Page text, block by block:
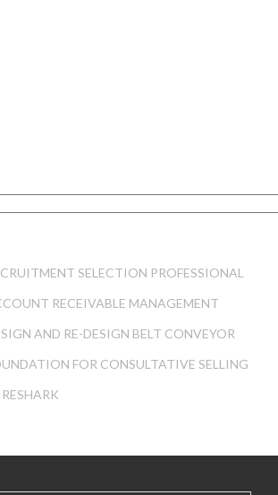
SELECTION PROFESSIONAL
RECEIVABLE MANAGEMENT
AND RE-DESIGN BELT CONVEYOR
FOR CONSULTATIVE SELLING